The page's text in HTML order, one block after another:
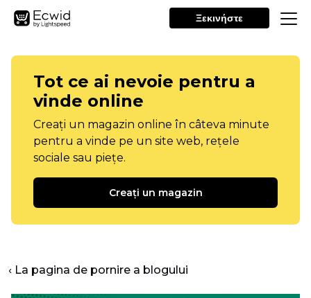
Ξεκινήστε
Tot ce ai nevoie pentru a
vinde online
Creați un magazin online în câteva minute
pentru a vinde pe un site web, rețele
sociale sau piețe.
Creați un magazin
‹ La pagina de pornire a blogului